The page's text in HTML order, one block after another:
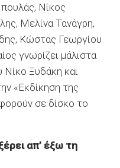
Νίκος
Μελίνα Τανάγρη,
Κώστας Γεωργίου
γνωρίζει μάλιστα
Ξυδάκη και
«Εκδίκηση της
σε δίσκο το
απ’ έξω τη